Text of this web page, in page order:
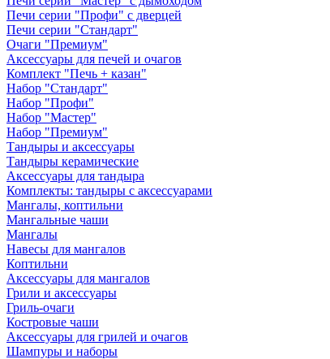
Печи серии "Профи" с дверцей
Печи серии "Стандарт"
Очаги "Премиум"
Аксессуары для печей и очагов
Комплект "Печь + казан"
Набор "Стандарт"
Набор "Профи"
Набор "Мастер"
Набор "Премиум"
Тандыры и аксессуары
Тандыры керамические
Аксессуары для тандыра
Комплекты: тандыры с аксессуарами
Мангалы, коптильни
Мангальные чаши
Мангалы
Навесы для мангалов
Коптильни
Аксессуары для мангалов
Грили и аксессуары
Гриль-очаги
Костровые чаши
Аксессуары для грилей и очагов
Шампуры и наборы